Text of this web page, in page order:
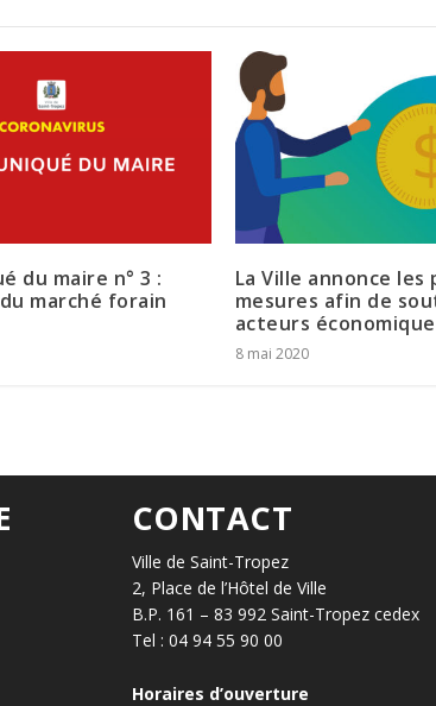
du maire n° 3 :
marché forain
La Ville annonce les
mesures afin de
acteurs
8 mai 2020
CONTACT
Ville de Saint-Tropez
2, Place de l’Hôtel de Ville
B.P. 161 – 83 992 Saint-Tropez cedex
Tel : 04 94 55 90 00
Horaires d’ouverture